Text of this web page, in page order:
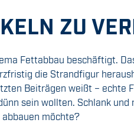
ZU
Fettabbau beschäftigt.
die Strandfigur
Beiträgen weißt –
sein wollten. Schlank
möchte?